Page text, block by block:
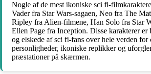
Nogle af de mest ikoniske sci fi-
Vader fra Star Wars-sagaen, Neo fra The
Ripley fra Alien-filmene, Han Solo fra Star
Ellen Page fra Inception. Disse karakterer er
og elskede af sci fi-fans over hele verden for
personligheder, ikoniske replikker og
præstationer på skærmen.